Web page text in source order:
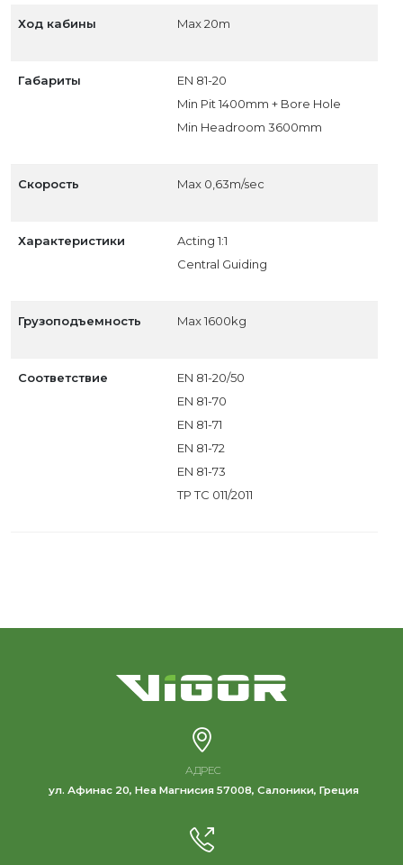
Ход кабины Max 20m
Габариты
EN 81-20
Min Pit 1400mm + Bore Hole
Min Headroom 3600mm
Скорость Max 0,63m/sec
Характеристики
Acting 1:1
Central Guiding
Грузоподъемность Max 1600kg
Соответствие
EN 81-20/50
EN 81-70
EN 81-71
EN 81-72
EN 81-73
ТР ТС 011/2011
АДРЕС
ул. Афинас 20, Неа Магнисия 57008, Салоники, Греция